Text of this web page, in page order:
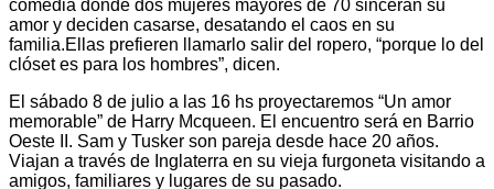
comedia donde dos mujeres mayores de 70 sinceran su
amor y deciden casarse, desatando el caos en su
familia.Ellas prefieren llamarlo salir del ropero, “porque lo del
clóset es para los hombres”, dicen.
El sábado 8 de julio a las 16 hs proyectaremos “Un amor
memorable” de Harry Mcqueen. El encuentro será en Barrio
Oeste II. Sam y Tusker son pareja desde hace 20 años.
Viajan a través de Inglaterra en su vieja furgoneta visitando a
amigos, familiares y lugares de su pasado.